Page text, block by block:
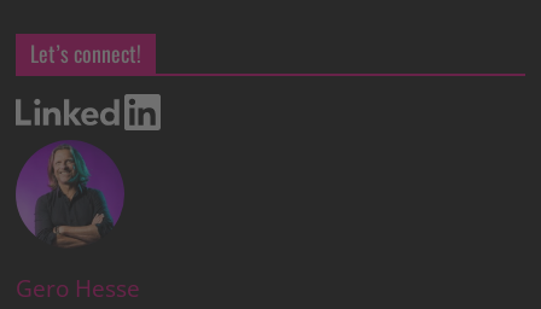
Let’s connect!
Gero Hesse